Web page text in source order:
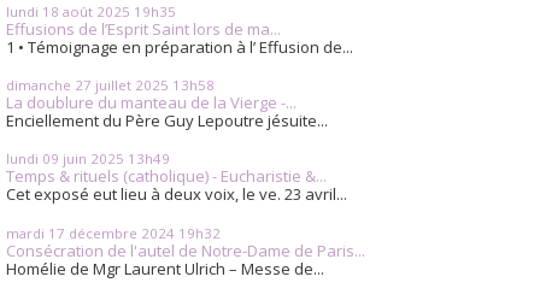
lundi 18 août 2025 19h35
Effusions de l’Esprit Saint lors de ma...
1 • Témoignage en préparation à l’ Effusion de...
dimanche 27 juillet 2025 13h58
La doublure du manteau de la Vierge -...
Enciellement du Père Guy Lepoutre jésuite...
lundi 09 juin 2025 13h49
Temps & rituels (catholique) - Eucharistie &...
Cet exposé eut lieu à deux voix, le ve. 23 avril...
mardi 17 décembre 2024 19h32
Consécration de l'autel de Notre-Dame de Paris...
Homélie de Mgr Laurent Ulrich – Messe de...